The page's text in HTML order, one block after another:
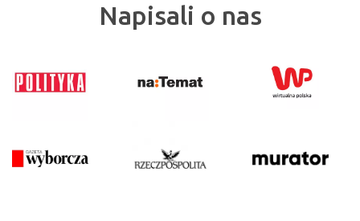
Napisali o nas